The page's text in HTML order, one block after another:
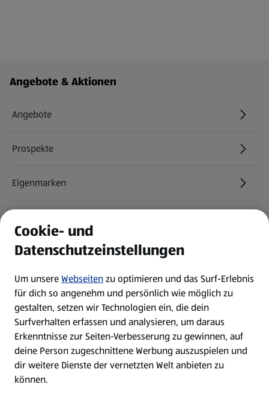
Fußzeilenmenü - weitere Links
Angebote & Aktionen
Angebote
Prospekte
Eigenmarken
Newsletter
WhatsApp
Über ALDI SÜD
Filialen
Cookie- und
Datenschutzeinstellungen
Um unsereWebseitenzu optimieren und das Surf-Erlebnis
für dich so angenehm und persönlich wie möglich zu
gestalten, setzen wir Technologien ein, die dein
Surfverhalten erfassen und analysieren, um daraus
Erkenntnisse zur Seiten-Verbesserung zu gewinnen, auf
deine Person zugeschnittene Werbung auszuspielen und
dir weitere Dienste der vernetzten Welt anbieten zu
können.